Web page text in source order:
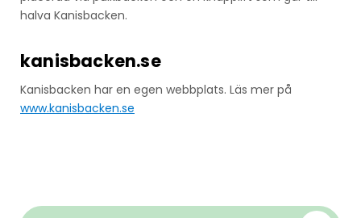
halva Kanisbacken.
kanisbacken.se
Kanisbacken har en egen webbplats. Läs mer på
www.kanisbacken.se